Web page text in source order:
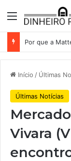
Menu
Início / Últimas
Últimas Notícias
Vivara